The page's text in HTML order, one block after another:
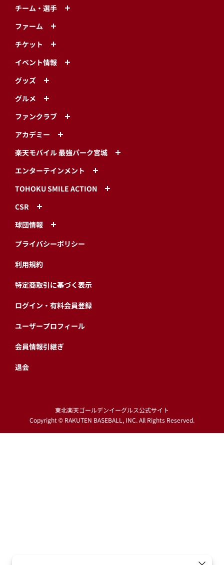
チーム・選手
ファーム
チケット
イベント情報
グッズ
グルメ
ファンクラブ
アカデミー
楽天モバイル 最強パーク宮城
エンターテインメント
TOHOKU SMILE ACTION
CSR
球団情報
プライバシーポリシー
利用規約
特定商取引に基づく表示
ログイン・有料会員登録
ユーザープロフィール
会員情報引継ぎ
退会
東北楽天ゴールデンイーグルス公式サイト
Copyright © RAKUTEN BASEBALL, INC. All Rights Reserved.